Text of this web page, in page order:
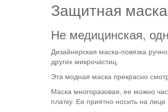
Защитная
Не медицинская,
Дизайнерская маска-повязка
других микрочастиц.
Эта модная маска прекрасно
Маска многоразовая, ее можно
платку. Ее приятно носить на